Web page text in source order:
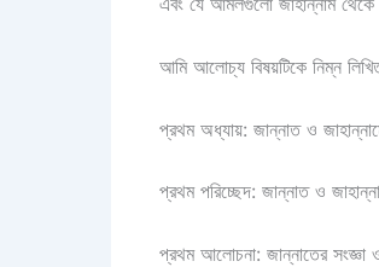
আমি আলোচ্য বিষয়টিকে নিম্ন
প্রথম অধ্যায়: জান্নাত ও
প্রথম পরিচ্ছেদ: জান্নাত ও
প্রথম আলোচনা: জান্নাতের সংজ্ঞা